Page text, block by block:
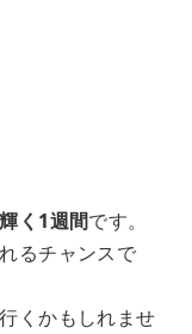
く1週間です。
るチャンスで
くかもしれませ